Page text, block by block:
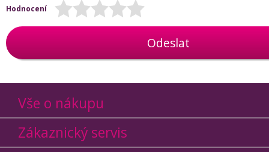
Hodnocení
Odeslat
Vše o nákupu
Zákaznický servis